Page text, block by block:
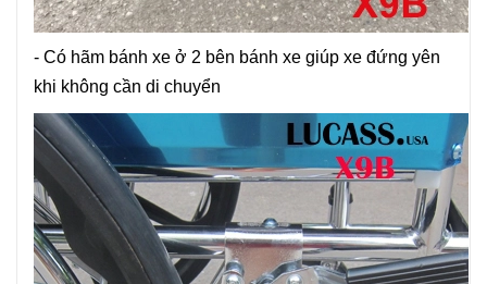
- Có hãm bánh xe ở 2 bên bánh xe giúp xe đứng yên
khi không cần di chuyển